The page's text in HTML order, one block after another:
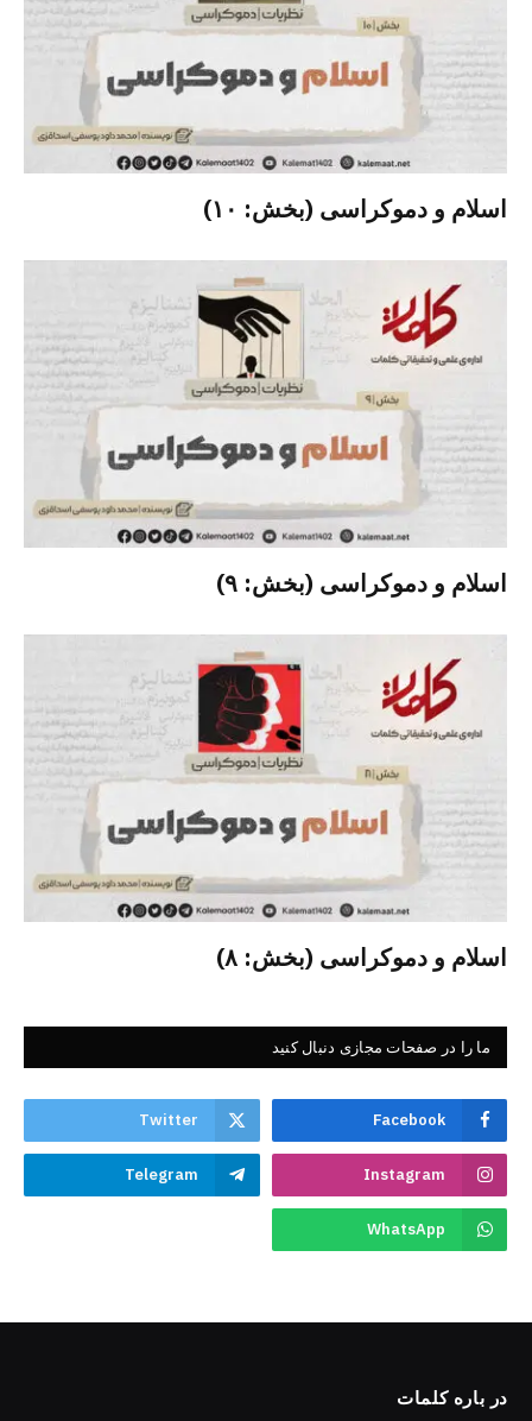
اسلام و دموکراسی (بخش: ۱۰)
اسلام و دموکراسی (بخش: ۹)
اسلام و دموکراسی (بخش: ۸)
ما را در صفحات مجازی دنبال کنید
Facebook
Twitter
Instagram
Telegram
WhatsApp
در باره کلمات